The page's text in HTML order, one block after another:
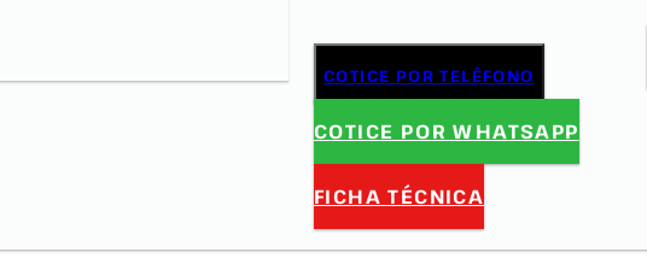
COTICE POR TELÉFONO
COTICE POR WHATSAPP
FICHA TÉCNICA